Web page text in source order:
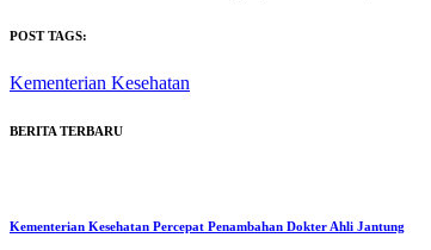
POST TAGS:
Kementerian Kesehatan
BERITA TERBARU
Kementerian Kesehatan Percepat Penambahan Dokter Ahli Jantung